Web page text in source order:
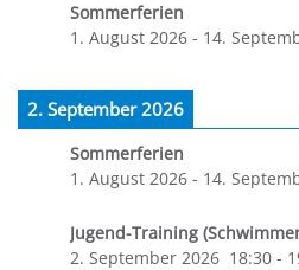
Sommerferien
1. August 2026 - 14.
2. September 2026
Sommerferien
1. August 2026 - 14.
Jugend-Training
2. September 2026 18:30 -